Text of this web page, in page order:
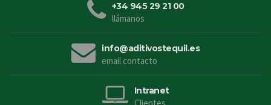
+34 945 29 21 00
llámanos
info@aditivostequil.es
email contacto
Intranet